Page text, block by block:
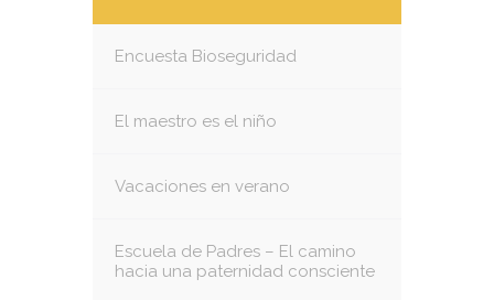
Encuesta Bioseguridad
El maestro es el niño
Vacaciones en verano
Escuela de Padres – El camino
hacia una paternidad consciente